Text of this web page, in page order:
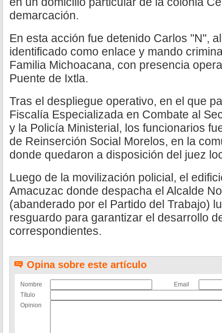
demarcación.
En esta acción fue detenido Carlos "N",
identificado como enlace y mando
Familia Michoacana, con presencia
Puente de Ixtla.
Tras el despliegue operativo, en el que
Fiscalía Especializada en Combate al
y la Policía Ministerial, los funcionarios
de Reinserción Social Morelos, en la
donde quedaron a disposición del juez
Luego de la movilización policial, el
Amacuzac donde despacha el Alcalde
(abanderado por el Partido del Trabajo)
resguardo para garantizar el desarrollo
correspondientes.
Opina sobre este artículo
Nombre
Email
Título
Opinion